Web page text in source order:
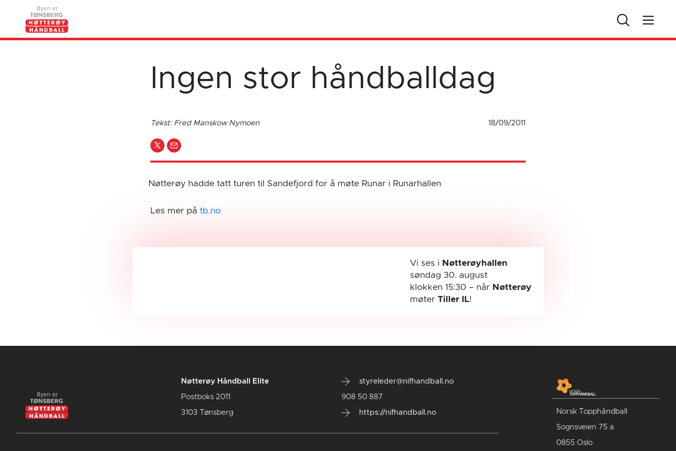
Ingen stor håndballdag
Tekst: Fred Manskow Nymoen 18/09/2011
Nøtterøy hadde tatt turen til Sandefjord for å møte Runar i Runarhallen
Les mer på tb.no
Vi ses i Nøtterøyhallen
søndag 30. august
klokken 15:30 – når Nøtterøy
møterTiller IL!
Nøtterøy Håndball Elite
Postboks 2011
3103 Tønsberg
styreleder@nifhandball.no
908 50 887
https://nifhandball.no Norsk Topphåndball
Sognsveien 75 a
0855 Oslo